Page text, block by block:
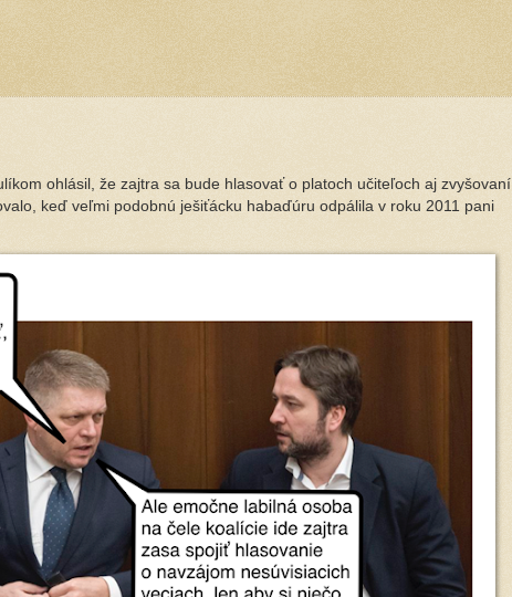
ohlásil, že zajtra sa bude hlasovať o platoch učiteľoch aj zvyšovaní
keď veľmi podobnú ješiťácku habaďúru odpálila v roku 2011 pani